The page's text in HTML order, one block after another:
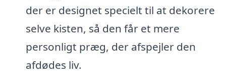
der er designet specielt til at dekorere
selve kisten, så den får et mere
personligt præg, der afspejler den
afdødes liv.